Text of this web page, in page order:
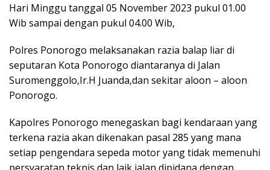
Hari Minggu tanggal 05 November 2023 pukul 01.00
Wib sampai dengan pukul 04.00 Wib,
Polres Ponorogo melaksanakan razia balap liar di
seputaran Kota Ponorogo diantaranya di Jalan
Suromenggolo,Ir.H Juanda,dan sekitar aloon – aloon
Ponorogo.
Kapolres Ponorogo menegaskan bagi kendaraan yang
terkena razia akan dikenakan pasal 285 yang mana
setiap pengendara sepeda motor yang tidak memenuhi